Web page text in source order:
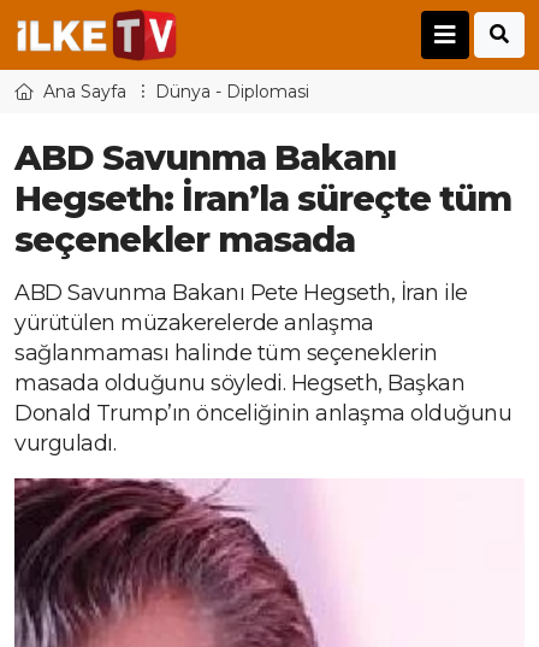
Ana Sayfa Dünya - Diplomasi
ABD Savunma Bakanı
Hegseth: İran’la süreçte tüm
seçenekler masada
ABD Savunma Bakanı Pete Hegseth, İran ile
yürütülen müzakerelerde anlaşma
sağlanmaması halinde tüm seçeneklerin
masada olduğunu söyledi. Hegseth, Başkan
Donald Trump’ın önceliğinin anlaşma olduğunu
vurguladı.